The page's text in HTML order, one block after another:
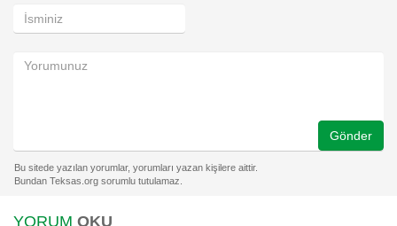
Gönder
YORUM OKU